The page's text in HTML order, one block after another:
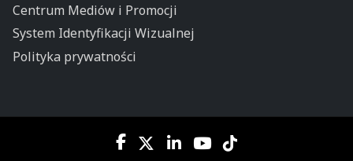
Centrum Mediów i Promocji
System Identyfikacji Wizualnej
Polityka prywatności